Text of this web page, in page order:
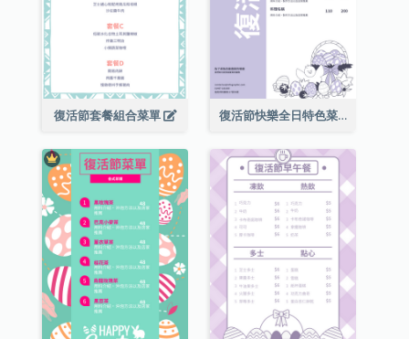
復活節套餐組合菜單 復活節快樂全日特色菜單